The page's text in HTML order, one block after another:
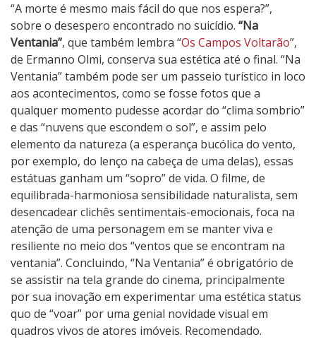
“A morte é mesmo mais fácil do que nos espera?”,
sobre o desespero encontrado no suicídio. “Na
Ventania”, que também lembra “Os Campos Voltarão”,
de Ermanno Olmi, conserva sua estética até o final. “Na
Ventania” também pode ser um passeio turístico in loco
aos acontecimentos, como se fosse fotos que a
qualquer momento pudesse acordar do “clima sombrio”
e das “nuvens que escondem o sol”, e assim pelo
elemento da natureza (a esperança bucólica do vento,
por exemplo, do lenço na cabeça de uma delas), essas
estátuas ganham um “sopro” de vida. O filme, de
equilibrada-harmoniosa sensibilidade naturalista, sem
desencadear clichês sentimentais-emocionais, foca na
atenção de uma personagem em se manter viva e
resiliente no meio dos “ventos que se encontram na
ventania”. Concluindo, “Na Ventania” é obrigatório de
se assistir na tela grande do cinema, principalmente
por sua inovação em experimentar uma estética status
quo de “voar” por uma genial novidade visual em
quadros vivos de atores imóveis. Recomendado.